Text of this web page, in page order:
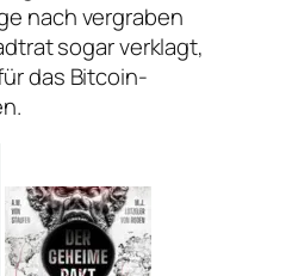
nach vergraben
sogar verklagt,
das Bitcoin-